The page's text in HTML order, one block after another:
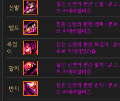
신발
짙은 심연의 편린 신발 : 큐브
브 마테리얼리즘
벨트
짙은 심연의 편린 벨트 : 큐브
브 마테리얼리즘
목걸
이
짙은 심연의 편린 목걸이 : 큐
오브 마테리얼리즘
팔찌
짙은 심연의 편린 팔찌 : 큐브
브 마테리얼리즘
반지
짙은 심연의 편린 반지 : 큐브
브 마테리얼리즘